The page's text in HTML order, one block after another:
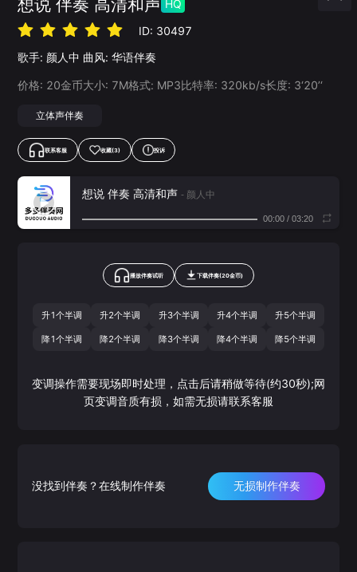
想说 伴奏 高清和声 HQ
ID: 30497
歌手: 颜人中 曲风: 华语伴奏
价格: 20金币大小: 7M格式: MP3比特率: 320kb/s长度: 3‘20’‘
立体声伴奏
联系客服 收藏(3) 投诉
想说 伴奏 高清和声 - 颜人中
00:00/ 03:20
播放伴奏试听 下载伴奏(20金币)
升1个半调 升2个半调 升3个半调 升4个半调 升5个半调
降1个半调 降2个半调 降3个半调 降4个半调 降5个半调
变调操作需要现场即时处理，点击后请稍做等待(约30秒);网
页变调音质有损，如需无损请联系客服
没找到伴奏？在线制作伴奏 无损制作伴奏